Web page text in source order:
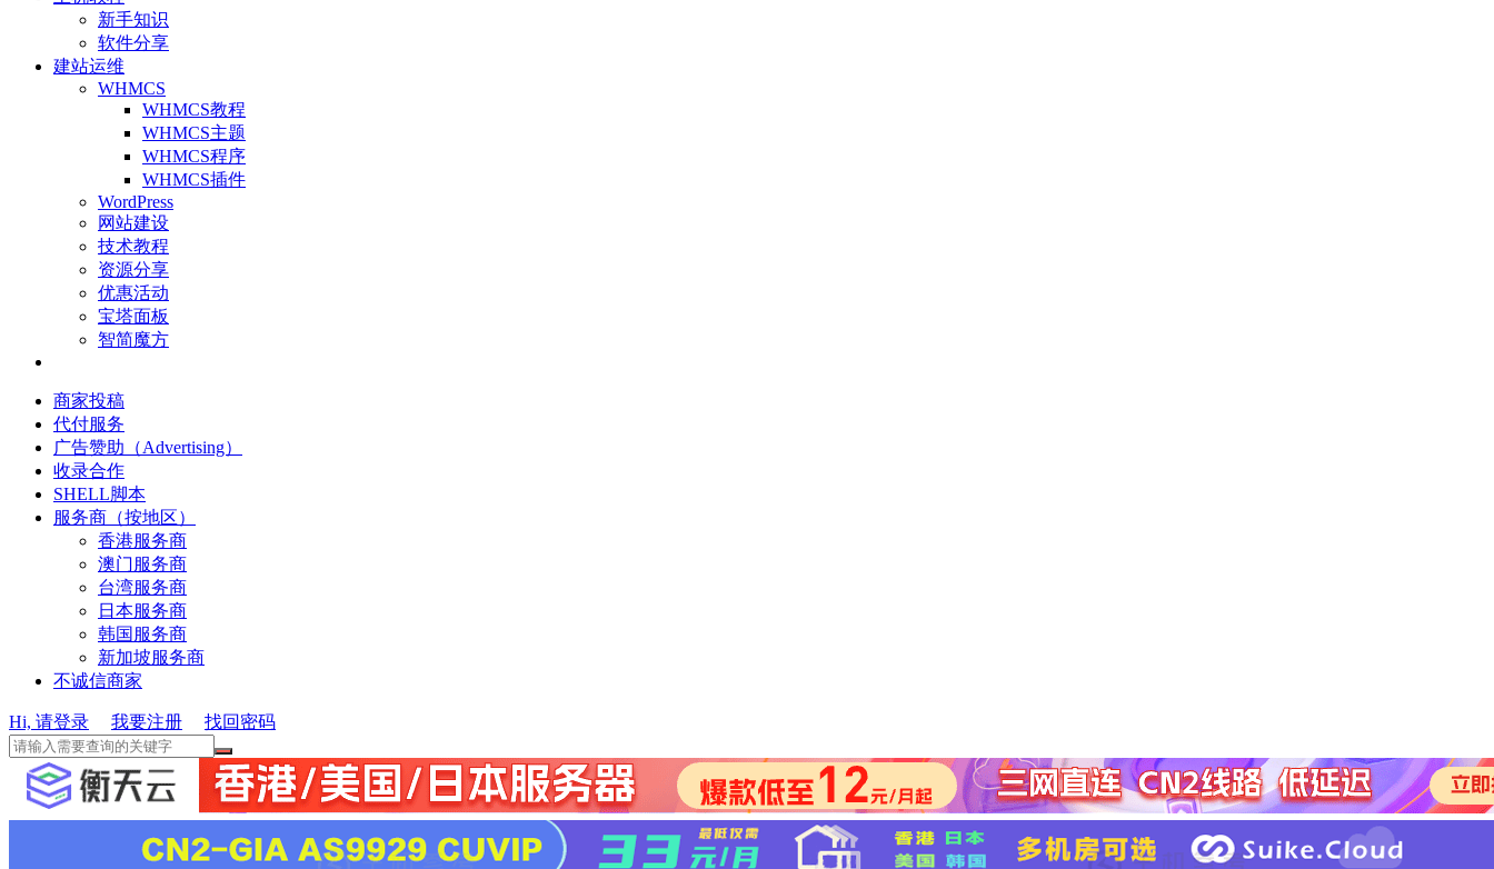
新手知识
软件分享
建站运维
WHMCS
WHMCS教程
WHMCS主题
WHMCS程序
WHMCS插件
WordPress
网站建设
技术教程
资源分享
优惠活动
宝塔面板
智简魔方
商家投稿
代付服务
广告赞助（Advertising）
收录合作
SHELL脚本
服务商（按地区）
香港服务商
澳门服务商
台湾服务商
日本服务商
韩国服务商
新加坡服务商
不诚信商家
Hi, 请登录 我要注册 找回密码